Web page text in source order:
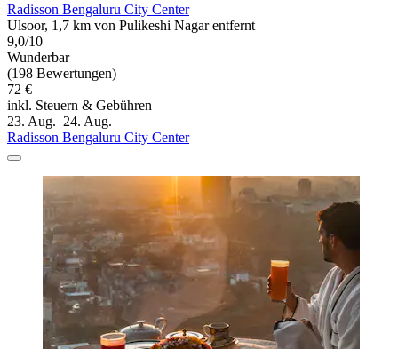
Radisson Bengaluru City Center
Ulsoor, 1,7 km von Pulikeshi Nagar entfernt
9,0/10
Wunderbar
(198 Bewertungen)
72 €
inkl. Steuern & Gebühren
23. Aug.–24. Aug.
Radisson Bengaluru City Center